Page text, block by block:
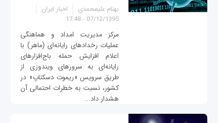
بهنام علیمحمدی
اخبار ایران
07/12/1395 - 17:48
مرکز مدیریت امداد و هماهنگی
عملیات رخدادهای رایانه‌ای (ماهر) با
اعلام افزایش حمله باج‌افزارهای
رایانه‌ای به سرورهای ویندوزی از
طریق سرویس «ریموت دسکتاپ» در
کشور، نسبت به خطرات احتمالی آن
هشدار داد...